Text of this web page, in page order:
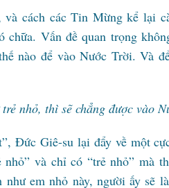
và cách các Tin Mừng kể lại
chữa. Vấn đề quan trọng
nào để vào Nước Trời. Và
nhỏ, thì sẽ chẳng được vào
Đức Giê-su lại đẩy về một
và chỉ có “trẻ nhỏ” mà
em nhỏ này, người ấy sẽ